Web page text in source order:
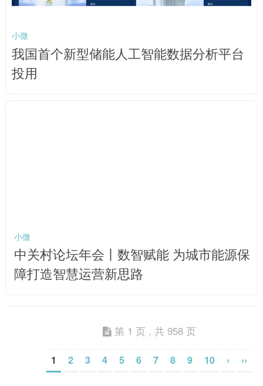
小微
我国首个新型储能人工智能数据分析平台
投用
小微
中关村论坛年会丨数智赋能 为城市能源保
障打造智慧运营新思路
第 1 页 , 共 958 页
1 2 3 4 5 6 7 8 9 10 › ››